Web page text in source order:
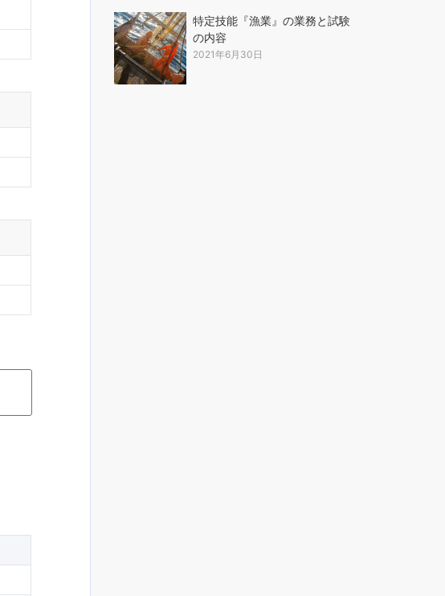
特定技能『漁業』の業務と試験
の内容
2021年6月30日